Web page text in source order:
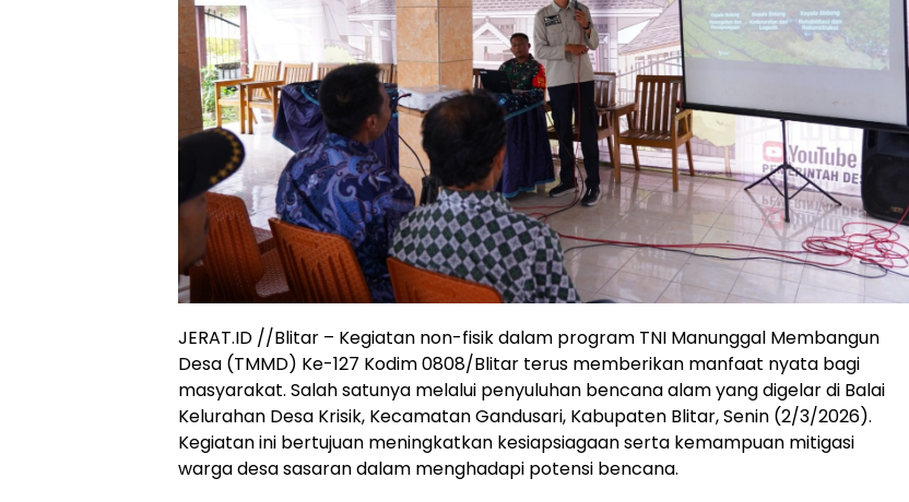
JERAT.ID //Blitar – Kegiatan non-fisik dalam program TNI Manunggal Membangun
Desa (TMMD) Ke-127 Kodim 0808/Blitar terus memberikan manfaat nyata bagi
masyarakat. Salah satunya melalui penyuluhan bencana alam yang digelar di Balai
Kelurahan Desa Krisik, Kecamatan Gandusari, Kabupaten Blitar, Senin (2/3/2026).
Kegiatan ini bertujuan meningkatkan kesiapsiagaan serta kemampuan mitigasi
warga desa sasaran dalam menghadapi potensi bencana.